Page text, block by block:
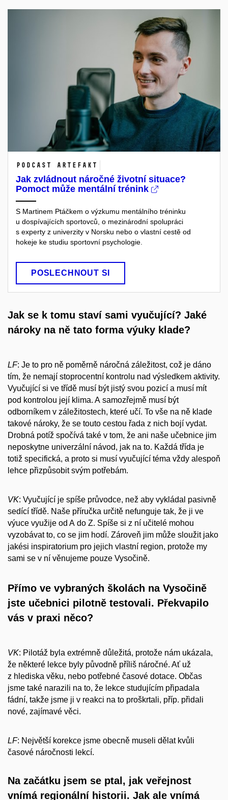
Podcast Artefakt
Jak zvládnout náročné životní situace?
Pomoct může mentální trénink
S Martinem Ptáčkem o výzkumu mentálního tréninku
u dospívajících sportovců, o mezinárodní spolupráci
s experty z univerzity v Norsku nebo o vlastní cestě od
hokeje ke studiu sportovní psychologie.
POSLECHNOUT SI
Jak se k tomu staví sami vyučující? Jaké
nároky na ně tato forma výuky klade?
LF: Je to pro ně poměrně náročná záležitost, což je dáno
tím, že nemají stoprocentní kontrolu nad výsledkem aktivity.
Vyučující si ve třídě musí být jistý svou pozicí a musí mít
pod kontrolou její klima. A samozřejmě musí být
odborníkem v záležitostech, které učí. To vše na ně klade
takové nároky, že se touto cestou řada z nich bojí vydat.
Drobná potíž spočívá také v tom, že ani naše učebnice jim
neposkytne univerzální návod, jak na to. Každá třída je
totiž specifická, a proto si musí vyučující téma vždy alespoň
lehce přizpůsobit svým potřebám.
VK: Vyučující je spíše průvodce, než aby vykládal pasivně
sedící třídě. Naše příručka určitě nefunguje tak, že ji ve
výuce využije od A do Z. Spíše si z ní učitelé mohou
vyzobávat to, co se jim hodí. Zároveň jim může sloužit jako
jakési inspiratorium pro jejich vlastní region, protože my
sami se v ní věnujeme pouze Vysočině.
Přímo ve vybraných školách na Vysočině
jste učebnici pilotně testovali. Překvapilo
vás v praxi něco?
VK: Pilotáž byla extrémně důležitá, protože nám ukázala,
že některé lekce byly původně příliš náročné. Ať už
z hlediska věku, nebo potřebné časové dotace. Občas
jsme také narazili na to, že lekce studujícím připadala
fádní, takže jsme ji v reakci na to proškrtali, příp. přidali
nové, zajímavé věci.
LF: Největší korekce jsme obecně museli dělat kvůli
časové náročnosti lekcí.
Na začátku jsem se ptal, jak veřejnost
vnímá regionální historii. Jak ale vnímá